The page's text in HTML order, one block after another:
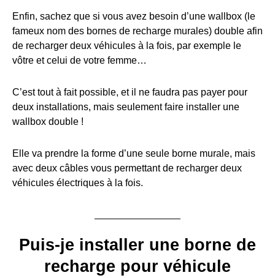
Enfin, sachez que si vous avez besoin d’une wallbox (le
fameux nom des bornes de recharge murales) double afin
de recharger deux véhicules à la fois, par exemple le
vôtre et celui de votre femme…
C’est tout à fait possible, et il ne faudra pas payer pour
deux installations, mais seulement faire installer une
wallbox double !
Elle va prendre la forme d’une seule borne murale, mais
avec deux câbles vous permettant de recharger deux
véhicules électriques à la fois.
Puis-je installer une borne de
recharge pour véhicule